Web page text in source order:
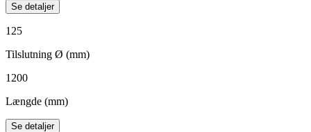
Se detaljer
125
Tilslutning Ø (mm)
1200
Længde (mm)
Se detaljer